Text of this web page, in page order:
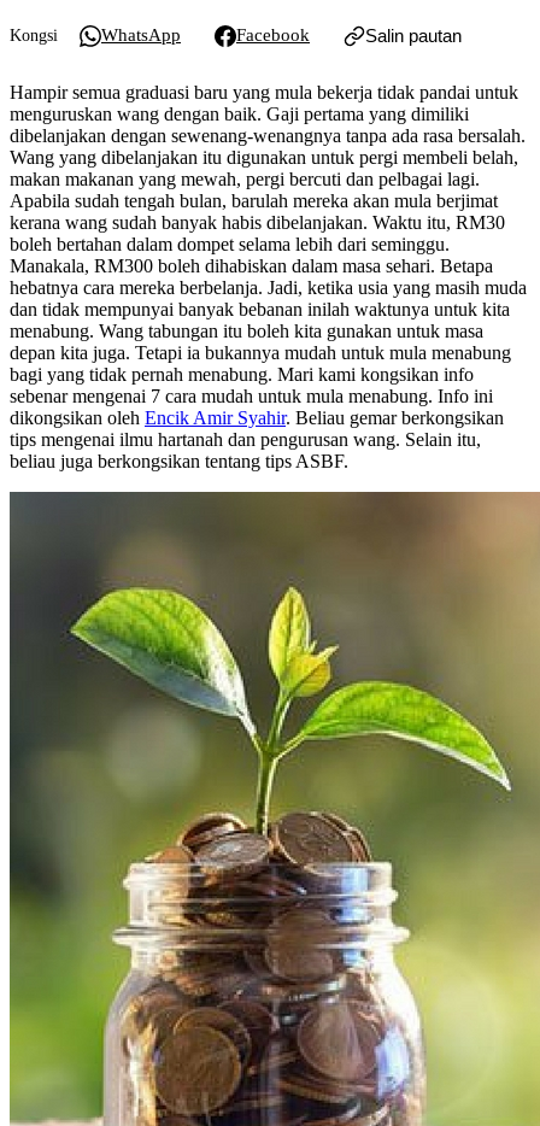
Kongsi WhatsApp Facebook Salin pautan
Hampir semua graduasi baru yang mula bekerja tidak pandai untuk
menguruskan wang dengan baik. Gaji pertama yang dimiliki
dibelanjakan dengan sewenang-wenangnya tanpa ada rasa bersalah.
Wang yang dibelanjakan itu digunakan untuk pergi membeli belah,
makan makanan yang mewah, pergi bercuti dan pelbagai lagi.
Apabila sudah tengah bulan, barulah mereka akan mula berjimat
kerana wang sudah banyak habis dibelanjakan. Waktu itu, RM30
boleh bertahan dalam dompet selama lebih dari seminggu.
Manakala, RM300 boleh dihabiskan dalam masa sehari. Betapa
hebatnya cara mereka berbelanja. Jadi, ketika usia yang masih muda
dan tidak mempunyai banyak bebanan inilah waktunya untuk kita
menabung. Wang tabungan itu boleh kita gunakan untuk masa
depan kita juga. Tetapi ia bukannya mudah untuk mula menabung
bagi yang tidak pernah menabung. Mari kami kongsikan info
sebenar mengenai 7 cara mudah untuk mula menabung. Info ini
dikongsikan oleh Encik Amir Syahir. Beliau gemar berkongsikan
tips mengenai ilmu hartanah dan pengurusan wang. Selain itu,
beliau juga berkongsikan tentang tips ASBF.